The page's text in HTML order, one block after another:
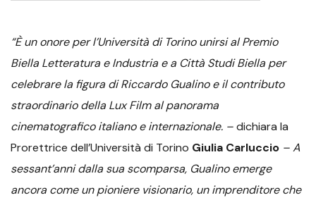
“È un onore per l’Università di Torino unirsi al Premio
Biella Letteratura e Industria e a Città Studi Biella per
celebrare la figura di Riccardo Gualino e il contributo
straordinario della Lux Film al panorama
cinematografico italiano e internazionale. –dichiara la
Prorettrice dell’Università di Torino Giulia Carluccio – A
sessant’anni dalla sua scomparsa, Gualino emerge
ancora come un pioniere visionario, un imprenditore che